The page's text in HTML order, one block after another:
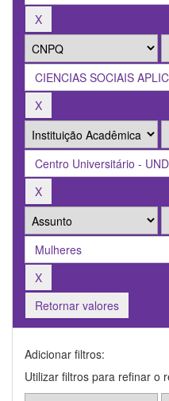
Retornar valores
Adicionar filtros:
Utilizar filtros para refinar o